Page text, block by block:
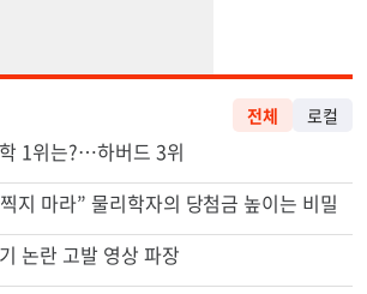
1위는?…하버드 3위
지 마라” 물리학자의 당첨금 높이는 비밀